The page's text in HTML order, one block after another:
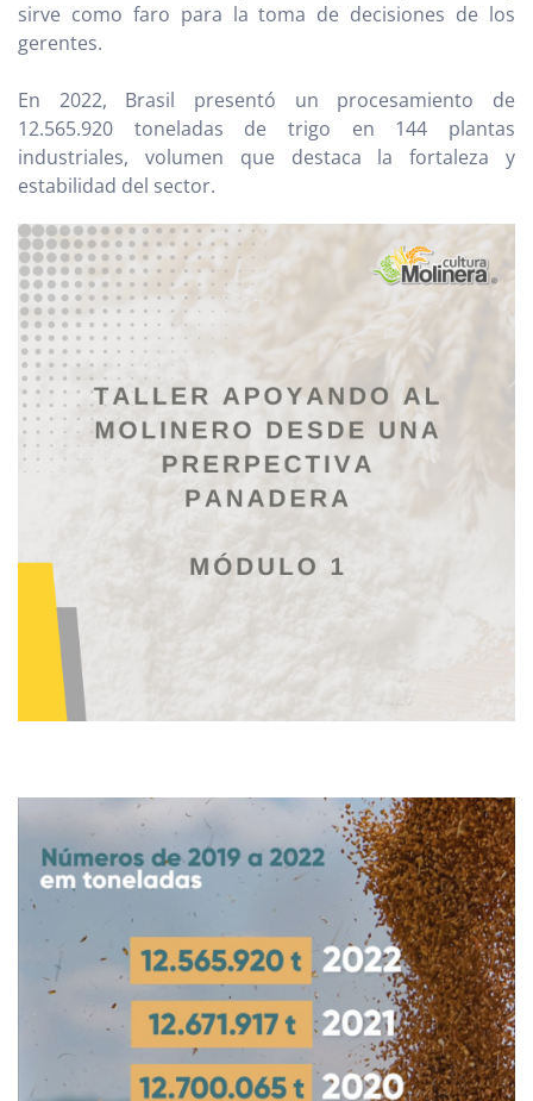
sirve como faro para la toma de decisiones de los
gerentes.
En 2022, Brasil presentó un procesamiento de
12.565.920 toneladas de trigo en 144 plantas
industriales, volumen que destaca la fortaleza y
estabilidad del sector.